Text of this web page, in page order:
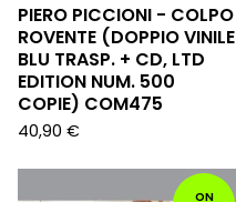
PIERO PICCIONI - COLPO
ROVENTE (DOPPIO VINILE
BLU TRASP. + CD, LTD
EDITION NUM. 500
COPIE) COM475
40,90 €
ON